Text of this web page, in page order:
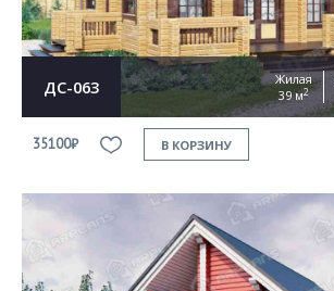
ДС-063
Жилая
39 м2
35100₽ В КОРЗИНУ